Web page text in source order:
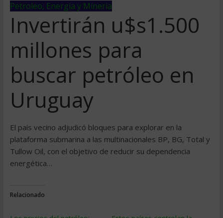
Petroleo, Energia y Mineria
Invertirán u$s1.500
millones para
buscar petróleo en
Uruguay
El país vecino adjudicó bloques para explorar en la
plataforma submarina a las multinacionales BP, BG, Total y
Tullow Oil, con el objetivo de reducir su dependencia
energética…
Relacionado